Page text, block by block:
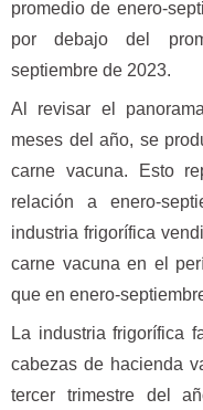
promedio de enero-
por debajo del
septiembre de 2023.
Al revisar el
meses del año, se
carne vacuna. Esto
relación a enero-
industria frigorífica
carne vacuna en el
que en enero-
La industria frigorífica
cabezas de hacienda
tercer trimestre del